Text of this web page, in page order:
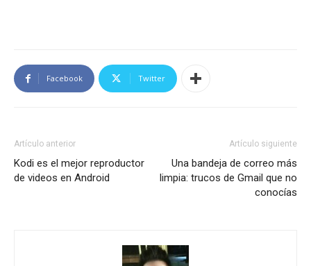
Facebook Twitter
Artículo anterior
Kodi es el mejor reproductor
de videos en Android
Artículo siguiente
Una bandeja de correo más
limpia: trucos de Gmail que no
conocías